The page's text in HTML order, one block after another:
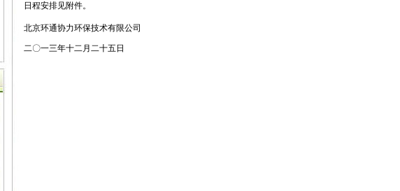
日程安排见附件。
北京环通协力环保技术有限公司
二〇一三年十二月二十五日